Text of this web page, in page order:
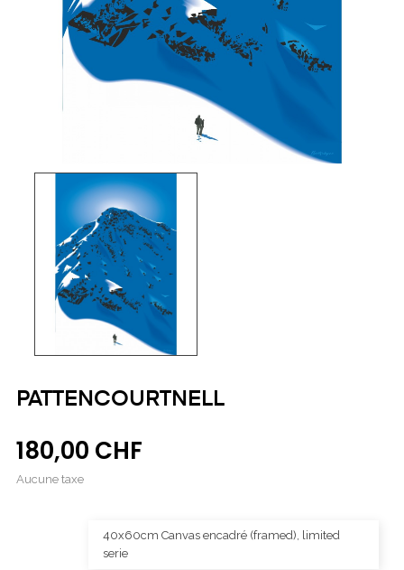
PATTENCOURTNELL
180,00 CHF
Aucune taxe
40x60cm Canvas encadré (framed), limited
serie